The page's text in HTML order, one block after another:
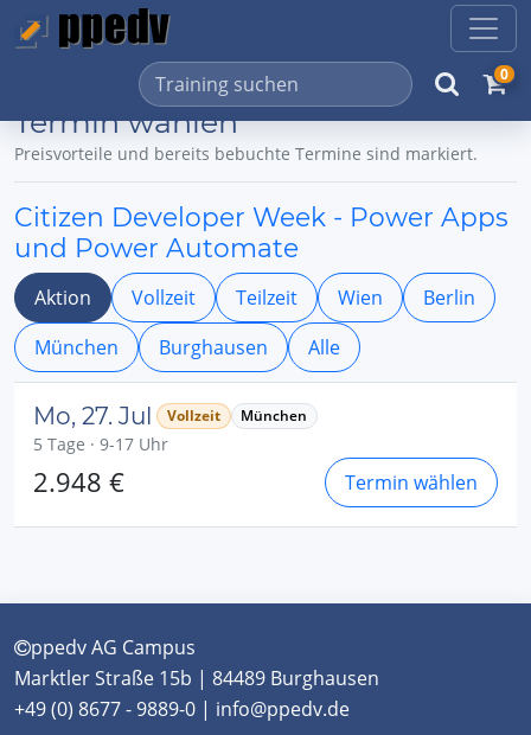
0
Termin wählen
Preisvorteile und bereits bebuchte Termine sind markiert.
Citizen Developer Week - Power Apps
und Power Automate
Aktion Vollzeit Teilzeit Wien
Berlin
München
Burghausen Alle
Mo, 27. Jul Vollzeit München
5 Tage · 9-17 Uhr
2.948 € Termin wählen
ppedv AG Campus
Marktler Straße 15b | 84489 Burghausen
+49 (0) 8677 - 9889-0 | info@ppedv.de